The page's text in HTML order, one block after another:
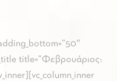
title=”Φεβρουάριος: